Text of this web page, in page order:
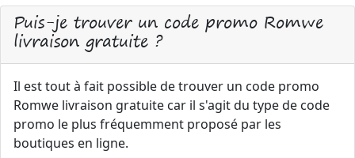
Puis-je trouver un code promo Romwe
livraison gratuite ?
Il est tout à fait possible de trouver un code promo
Romwe livraison gratuite car il s'agit du type de code
promo le plus fréquemment proposé par les
boutiques en ligne.